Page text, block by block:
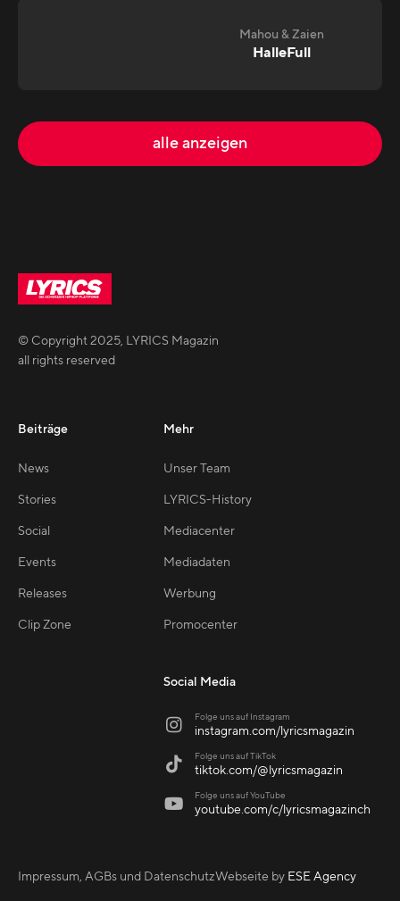
Mahou & Zaien
HalleFull
alle anzeigen
© Copyright2025, LYRICS Magazin
all rights reserved
Beiträge
News
Stories
Social
Events
Releases
Clip Zone
Mehr
Unser Team
LYRICS-History
Mediacenter
Mediadaten
Werbung
Promocenter
Social Media
 Folge uns auf Instagram
instagram.com/lyricsmagazin
 Folge uns auf TikTok
tiktok.com/@lyricsmagazin
 Folge uns auf YouTube
youtube.com/c/lyricsmagazinch
Impressum, AGBs und DatenschutzWebseite by ESE Agency